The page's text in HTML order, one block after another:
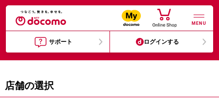
MENU
サポート ログインする
店舗の選択